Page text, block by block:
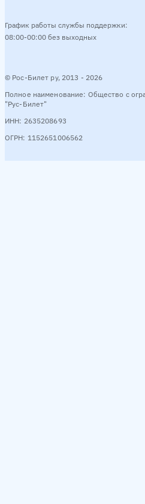
© Рос-Билет ру, 2013 - 2026
Полное наименование: Общество с
"Рус-Билет"
ИНН: 2635208693
ОГРН: 1152651006562
График работы службы поддержки:
08:00-00:00 без выходных